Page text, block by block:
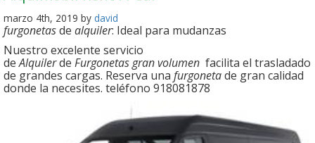
marzo 4th, 2019 by david
furgonetasde alquiler: Ideal para mudanzas
Nuestro excelente servicio
deAlquilerde Furgonetas gran volumen facilita el trasladado
de grandes cargas. Reserva una furgonetade gran calidad
donde la necesites. teléfono 918081878